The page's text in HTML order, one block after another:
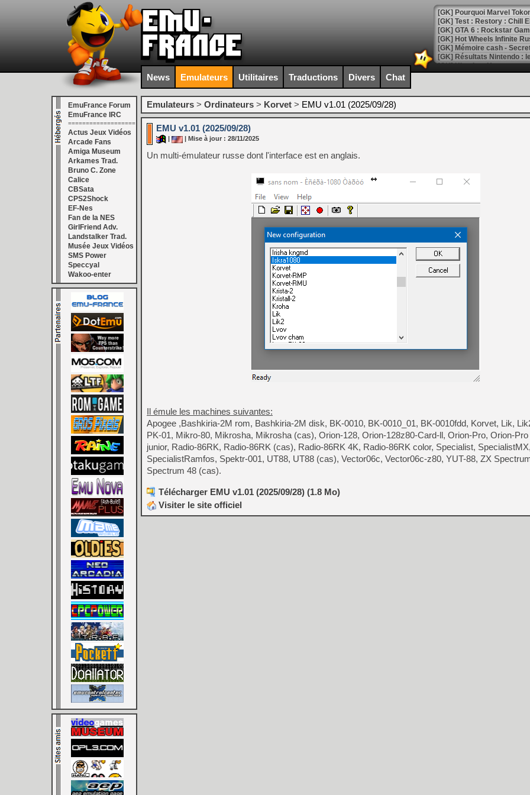
[GK] Pourquoi Marvel
[GK] Test : Restory : Chill
[GK] GTA 6 : Rockstar
[GK] Hot Wheels Infinite
[GK] Mémoire cash -
[GK] Résultats Nintendo :
[GK] Déjà des
[Mo5] Brickboy cherche à
[GK] Minecraft et ses «
[GK] Beast of
[GK] Ubisoft : fin de partie
[GK] Mémoire cash -
[GK] Dan Houser (GTA)
[GK] Comment EA Sports
[GK] Crimson Moon : un
[GK] Isle of Reveries : le
[GK] Moonlighter 2 : The
[GK] Capcom relance
[Mo5] Deux inédits du
[GK] Le beat'em up The
[GK] Endless Legend 2 :
[LS] [PS5] Le WebKit
[GK] Oubliez Crazy Taxi,
[LS] [Switch] NSZ 5.0.0
[GK] No More Room in
[GK] Un chatbot Atelier
[GK] Mémoire cash -
[GK] Nvidia : le prix des
[GK] Suikoden Star Leap :
[Mo5] La mini borne
News Emulateurs Utilitaires Traductions Divers Chat
EmuFrance Forum
EmuFrance IRC
===================
Actus Jeux Vidéos
Arcade Fans
Amiga Museum
Arkames Trad.
Bruno C. Zone
Calice
CBSata
CPS2Shock
EF-Nes
Fan de la NES
GirlFriend Adv.
Landstalker Trad.
Musée Jeux Vidéos
SMS Power
Speccyal
Wakoo-enter
Emulateurs > Ordinateurs > Korvet > EMU v1.01 (2025/09/28)
EMU v1.01 (2025/09/28)
| Mise à jour : 28/11/2025
Un multi-émulateur russe dont l'interface est en anglais.
Il émule les machines suivantes:
Apogee ,Bashkiria-2M rom, Bashkiria-2M disk, BK-0010, BK-0010_01, BK-0010fdd, Korvet, Lik,
PK-01, Mikro-80, Mikrosha, Mikrosha (cas), Orion-128, Orion-128z80-Card-ll, Orion-Pro, Orion-Pro
junior, Radio-86RK, Radio-86RK (cas), Radio-86RK 4K, Radio-86RK color, Specialist, SpecialistMX,
SpecialistRamfos, Spektr-001, UT88, UT88 (cas), Vector06c, Vector06c-z80, YUT-88, ZX
Spectrum 48 (cas).
Télécharger EMU v1.01 (2025/09/28) (1.8 Mo)
Visiter le site officiel